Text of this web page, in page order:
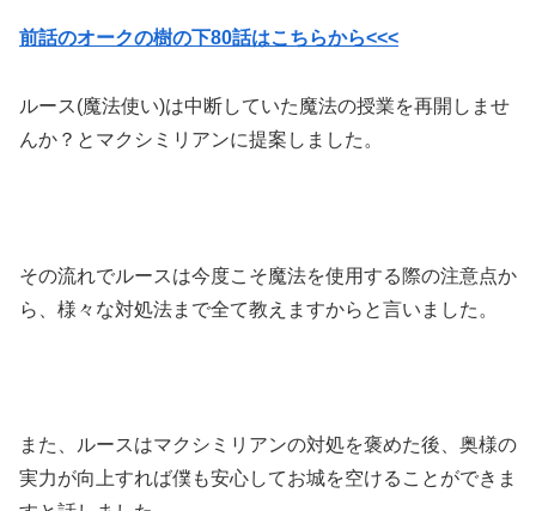
前話のオークの樹の下80話はこちらから<<<
ルース(魔法使い)は中断していた魔法の授業を再開しませ
んか？とマクシミリアンに提案しました。
その流れでルースは今度こそ魔法を使用する際の注意点か
ら、様々な対処法まで全て教えますからと言いました。
また、ルースはマクシミリアンの対処を褒めた後、奥様の
実力が向上すれば僕も安心してお城を空けることができま